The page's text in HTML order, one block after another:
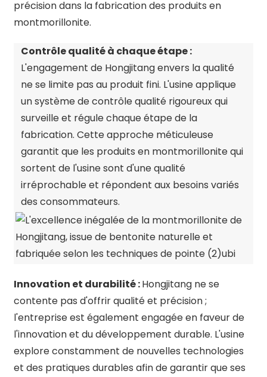
précision dans la fabrication des produits en
montmorillonite.
Contrôle qualité à chaque étape :
L'engagement de Hongjitang envers la qualité
ne se limite pas au produit fini. L'usine applique
un système de contrôle qualité rigoureux qui
surveille et régule chaque étape de la
fabrication. Cette approche méticuleuse
garantit que les produits en montmorillonite qui
sortent de l'usine sont d'une qualité
irréprochable et répondent aux besoins variés
des consommateurs.
Innovation et durabilité :Hongjitang ne se
contente pas d'offrir qualité et précision ;
l'entreprise est également engagée en faveur de
l'innovation et du développement durable. L'usine
explore constamment de nouvelles technologies
et des pratiques durables afin de garantir que ses